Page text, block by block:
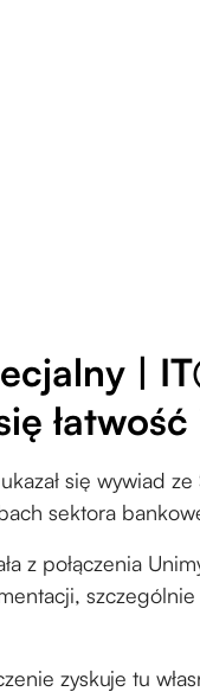
|
się wywiad
sektora
z połączenia
zyskuje tu